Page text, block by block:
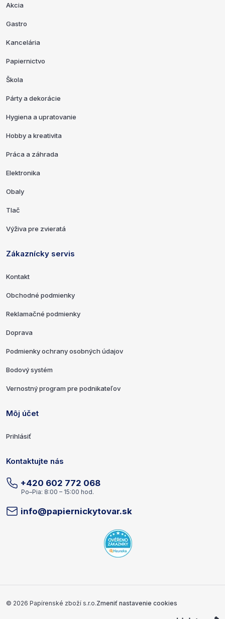
Akcia
Gastro
Kancelária
Papiernictvo
Škola
Párty a dekorácie
Hygiena a upratovanie
Hobby a kreativita
Práca a záhrada
Elektronika
Obaly
Tlač
Výživa pre zvieratá
Zákaznícky servis
Kontakt
Obchodné podmienky
Reklamačné podmienky
Doprava
Podmienky ochrany osobných údajov
Bodový systém
Vernostný program pre podnikateľov
Môj účet
Prihlásiť
Kontaktujte nás
+420 602 772 068
Po–Pia: 8:00 – 15:00 hod.
info@papiernickytovar.sk
Copyright a vývojár
© 2026 Papírenské zboží s.r.o.Zmeniť nastavenie cookies